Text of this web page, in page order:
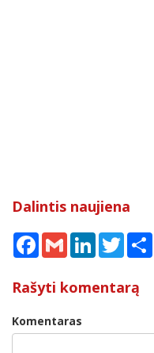
Dalintis naujiena
FacebookGmail LinkedInTwitter
Rašyti komentarą
Komentaras